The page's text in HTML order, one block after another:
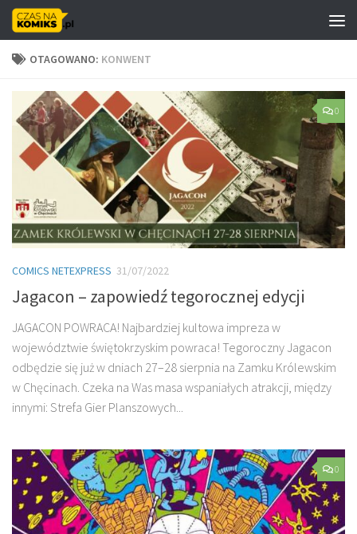
Skip to content
OTAGOWANO: KONWENT
0
COMICS NETEXPRESS 31/07/2022
Jagacon – zapowiedź tegorocznej edycji
JAGACON POWRACA! Najbardziej kultowa impreza w
województwie świętokrzyskim powraca! Tegoroczny Jagacon
odbędzie się już w dniach 27–28 sierpnia na Zamku Królewskim
w Chęcinach. Czeka na Was masa wspaniałych atrakcji, między
innymi: Strefa Gier Planszowych...
0